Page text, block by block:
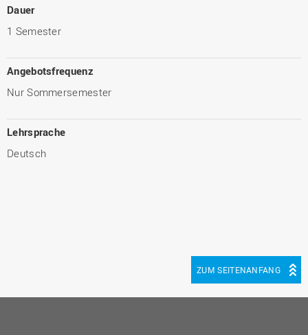
Dauer
1 Semester
Angebotsfrequenz
Nur Sommersemester
Lehrsprache
Deutsch
ZUM SEITENANFANG